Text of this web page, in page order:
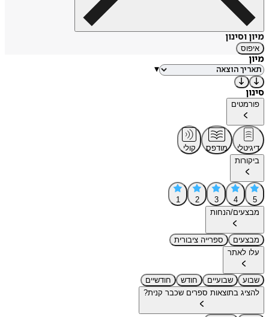
מיון וסינון
איפוס
מיון
▾
סינון
פורמטים
דיגיטלי מודפס
קולי
ביקורות
5
4
3
2
1
מבצעים/הנחות
מבצעים
ספרייה ציבורית
עלו לאתר
שבוע שבועיים חודש
חודשיים
להציג בתוצאות ספרים שכבר קנית?